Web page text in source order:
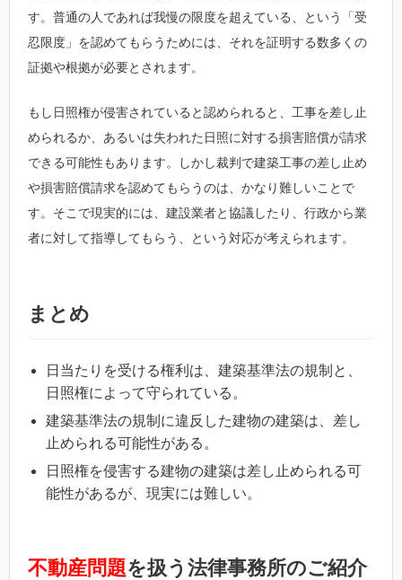
す。普通の人であれば我慢の限度を超えている、という「受
忍限度」を認めてもらうためには、それを証明する数多くの
証拠や根拠が必要とされます。
もし日照権が侵害されていると認められると、工事を差し止
められるか、あるいは失われた日照に対する損害賠償が請求
できる可能性もあります。しかし裁判で建築工事の差し止め
や損害賠償請求を認めてもらうのは、かなり難しいことで
す。そこで現実的には、建設業者と協議したり、行政から業
者に対して指導してもらう、という対応が考えられます。
まとめ
日当たりを受ける権利は、建築基準法の規制と、
日照権によって守られている。
建築基準法の規制に違反した建物の建築は、差し
止められる可能性がある。
日照権を侵害する建物の建築は差し止められる可
能性があるが、現実には難しい。
不動産問題を扱う法律事務所のご紹介